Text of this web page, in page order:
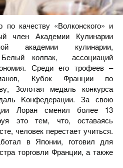
качеству «Волконского» и
член Академии Кулинарии
академии кулинарии,
Белый колпак, ассоциаций
Среди его трофеев –
Кубок Франции по
Золотая медаль конкурса
Kонфедерации. За свою
Лоран сменил более 13
это тем, что, оставаясь
человек перестает учиться.
в Японии, готовил для
торговли Франции, а также